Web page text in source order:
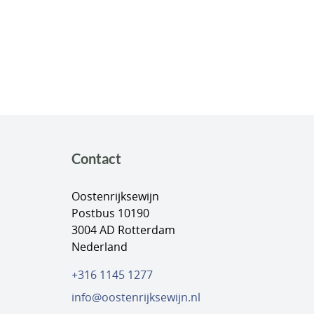
Contact
Oostenrijksewijn
Postbus 10190
3004 AD Rotterdam
Nederland
+316 1145 1277
info@oostenrijksewijn.nl